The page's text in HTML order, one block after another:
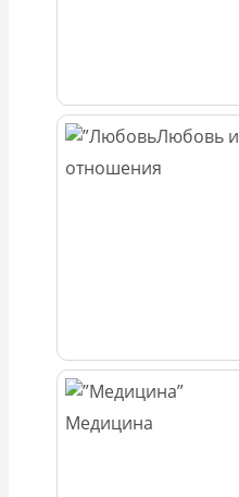
Любовь и
отношения
Медицина